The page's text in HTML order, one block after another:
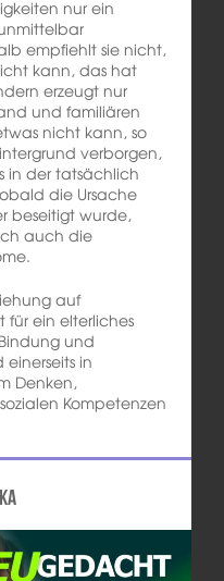
nur ein
empfiehlt sie nicht,
kann, das hat
erzeugt nur
und familiären
nicht kann, so
verborgen,
in der tatsächlich
die Ursache
beseitigt wurde,
auch die
auf
ein elterliches
und
in
Denken,
Kompetenzen